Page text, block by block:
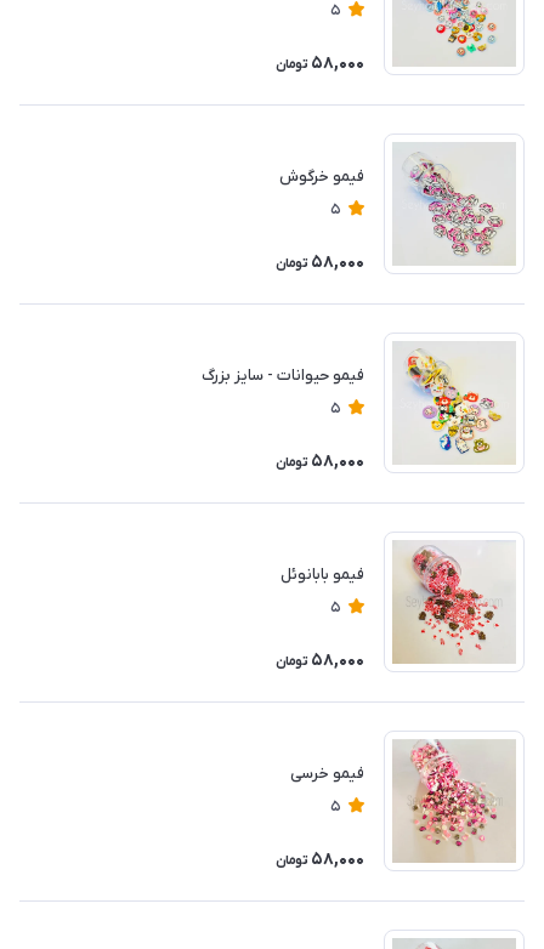
5
58,000 تومان
فیمو خرگوش
5
58,000 تومان
فیمو حیوانات - سایز بزرگ
5
58,000 تومان
فیمو بابانوئل
5
58,000 تومان
فیمو خرسی
5
58,000 تومان